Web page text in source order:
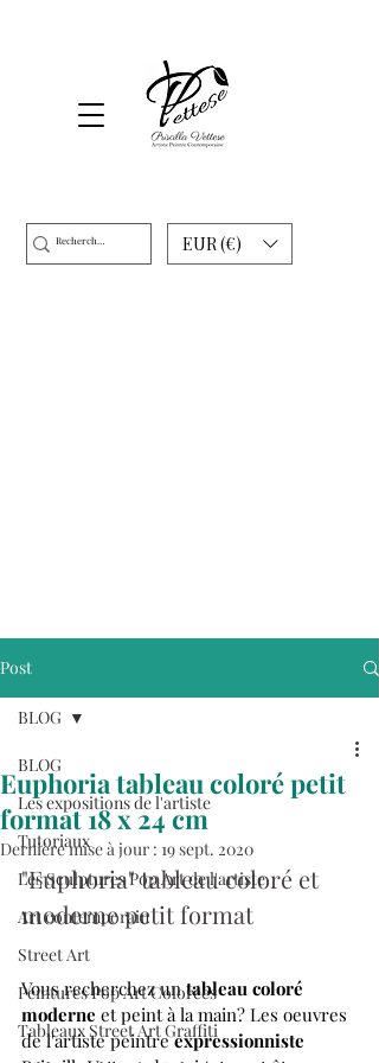
EUR (€)
Post
BLOG
Les expositions de l'artiste
Tutoriaux
Les Sculptures Pop Art de l'artiste
Art contemporain
Street Art
Peintures Pop Art Colorées
Tableaux Street Art Graffiti
BLOG
Euphoria tableau coloré petit
format 18 x 24 cm
Dernière mise à jour : 19 sept. 2020
"Euphoria" tableau coloré et
moderne petit format
Vous recherchez un tableau coloré
moderne et peint à la main? Les oeuvres
de l'artiste peintre expressionniste